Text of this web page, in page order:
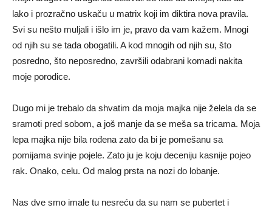
lako i prozračno uskaču u matrix koji im diktira nova pravila.
Svi su nešto muljali i išlo im je, pravo da vam kažem. Mnogi
od njih su se tada obogatili. A kod mnogih od njih su, što
posredno, što neposredno, završili odabrani komadi nakita
moje porodice.
Dugo mi je trebalo da shvatim da moja majka nije želela da se
sramoti pred sobom, a još manje da se meša sa tricama. Moja
lepa majka nije bila rođena zato da bi je pomešanu sa
pomijama svinje pojele. Zato ju je koju deceniju kasnije pojeo
rak. Onako, celu. Od malog prsta na nozi do lobanje.
Nas dve smo imale tu nesreću da su nam se pubertet i